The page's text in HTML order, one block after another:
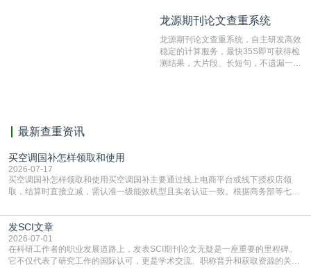
编辑部检测来稿和已发表的文献,检测
测时注意填写第一作者,才能排除已发
表文献复制比。（限制字符数1万）
龙源期刊论文查重系统
龙源期刊论文查重系统，自主研发高效
稳定的计算服务，最快35S即可获得检
测结果，大片段、长短句，不遗漏一处
最新查重资讯
买空调国补怎样领取和使用
2026-07-17
买空调国补怎样领取和使用买空调国补主要通过线上电商平台或线下授权店领
取，结算时直接立减‌，需认准一级能效机型且实名认证一致。根据商务部等七部
能领到补贴首选‌京东APP‌搜索专属口令(如【家电补贴1637】、【国补立省
4949】等，口令会随活动更新，以页面显示为准)进入补贴专场。淘宝/天猫也可
复制粘贴【8$FKFGgJq
发SCI文章
2026-07-01
在科研工作者的职业发展道路上，发表SCI期刊论文无疑是一座重要的里程碑。
它不仅代表了研究工作的国际认可，更是学术交流、职称晋升和获取资源的关键